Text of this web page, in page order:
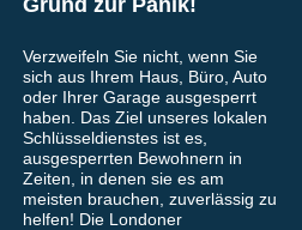
Verzweifeln Sie nicht, wenn Sie
sich aus Ihrem Haus, Büro, Auto
oder Ihrer Garage ausgesperrt
haben. Das Ziel unseres lokalen
Schlüsseldienstes ist es,
ausgesperrten Bewohnern in
Zeiten, in denen sie es am
meisten brauchen, zuverlässig zu
helfen! Die Londoner